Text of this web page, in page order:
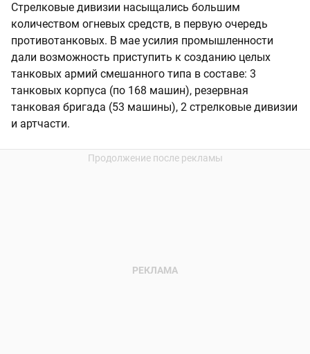
Стрелковые дивизии насыщались большим
количеством огневых средств, в первую очередь
противотанковых. В мае усилия промышленности
дали возможность приступить к созданию целых
танковых армий смешанного типа в составе: 3
танковых корпуса (по 168 машин), резервная
танковая бригада (53 машины), 2 стрелковые дивизии
и артчасти.